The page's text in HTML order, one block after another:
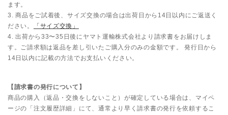
ます。
3. 商品をご試着後、サイズ交換の場合は出荷日から 14日以内にご返送く
ださい。
「サイズ交換」
4. 出荷から33〜35日後にヤマト運輸株式会社より請求書をお届けしま
す。ご請求額は返品を差し引いたご購入分のみの金額です。 発行日から
14日以内に記載の方法でお支払いください。
【請求書の発行について】
商品の購入（返品・交換をしないこと）が確定している場合は、マイペ
ージの「注文履歴詳細」にて、通常より早く請求書の発行を依頼するこ